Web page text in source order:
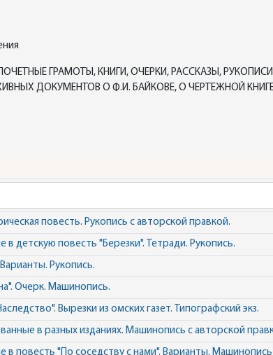
ГРАМОТЫ, КНИГИ, ОЧЕРКИ, РАССКАЗЫ,
ДОКУМЕНТОВ О Ф.И. БАЙКОВЕ, О ЧЕРТЕЖНОЙ
повесть. Рукопись с авторской правкой.
детскую повесть "Березки". Тетради. Рукопись.
Рукопись.
Очерк. Машинопись.
Вырезки из омских газет. Типографский экз.
в разных изданиях. Машинопись с авторской
повесть "По соседству с нами". Варианты.